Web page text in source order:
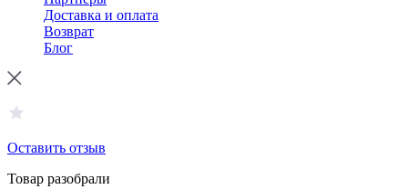
Доставка и оплата
Возврат
Блог
Оставить отзыв
Товар разобрали